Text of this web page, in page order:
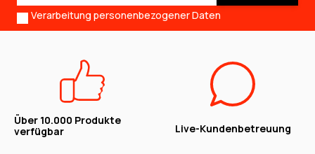
Verarbeitung personenbezogener Daten
Über 10.000 Produkte
verfügbar
Live-Kundenbetreuung